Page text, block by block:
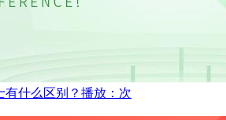
什么区别？ 播放：次